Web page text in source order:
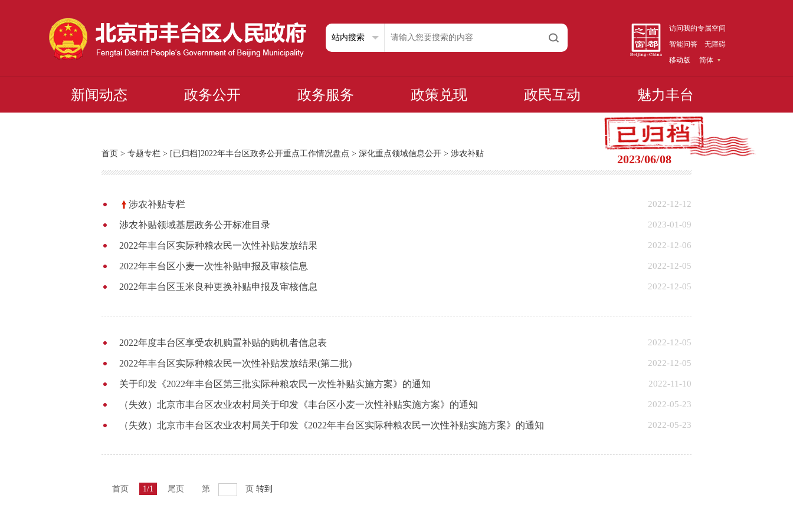
访问我的专属空间
智能问答
无障碍
移动版
简体
新闻动态 政务公开 政务服务 政策兑现 政民互动 魅力丰台
首页 > 专题专栏 > [已归档]2022年丰台区政务公开重点工作情况盘点 > 深化重点领域信息公开 > 涉农补贴
涉农补贴专栏 2022-12-12
涉农补贴领域基层政务公开标准目录 2023-01-09
2022年丰台区实际种粮农民一次性补贴发放结果 2022-12-06
2022年丰台区小麦一次性补贴申报及审核信息 2022-12-05
2022年丰台区玉米良种更换补贴申报及审核信息 2022-12-05
2022年度丰台区享受农机购置补贴的购机者信息表 2022-12-05
2022年丰台区实际种粮农民一次性补贴发放结果(第二批) 2022-12-05
关于印发《2022年丰台区第三批实际种粮农民一次性补贴实施方案》的通知 2022-11-10
（失效）北京市丰台区农业农村局关于印发《丰台区小麦一次性补贴实施方案》的通知 2022-05-23
（失效）北京市丰台区农业农村局关于印发《2022年丰台区实际种粮农民一次性补贴实施方案》的通知 2022-05-23
首页 1/1 尾页 第 页 转到
2023/06/08